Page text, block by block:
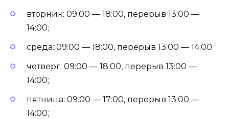
вторник: 09:00 — 18:00, перерыв 13:00 —
14:00;
среда: 09:00 — 18:00, перерыв 13:00 — 14:00;
четверг: 09:00 — 18:00, перерыв 13:00 —
14:00;
пятница: 09:00 — 17:00, перерыв 13:00 —
14:00;